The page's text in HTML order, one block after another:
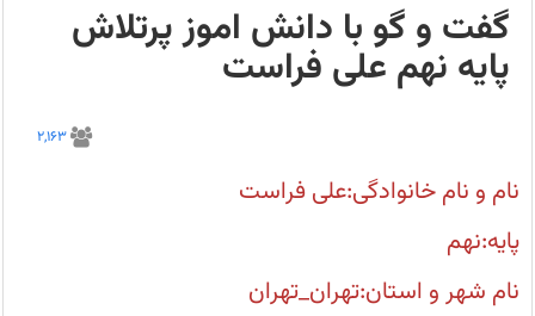
گفت و گو با دانش اموز پرتلاش
پایه نهم علی فراست
دانش
اموز
برتر
پایه
نهم
فراست
که
2,163
نام و نام خانوادگی:علی فراست
پایه:نهم
نام شهر و استان:تهران_تهران